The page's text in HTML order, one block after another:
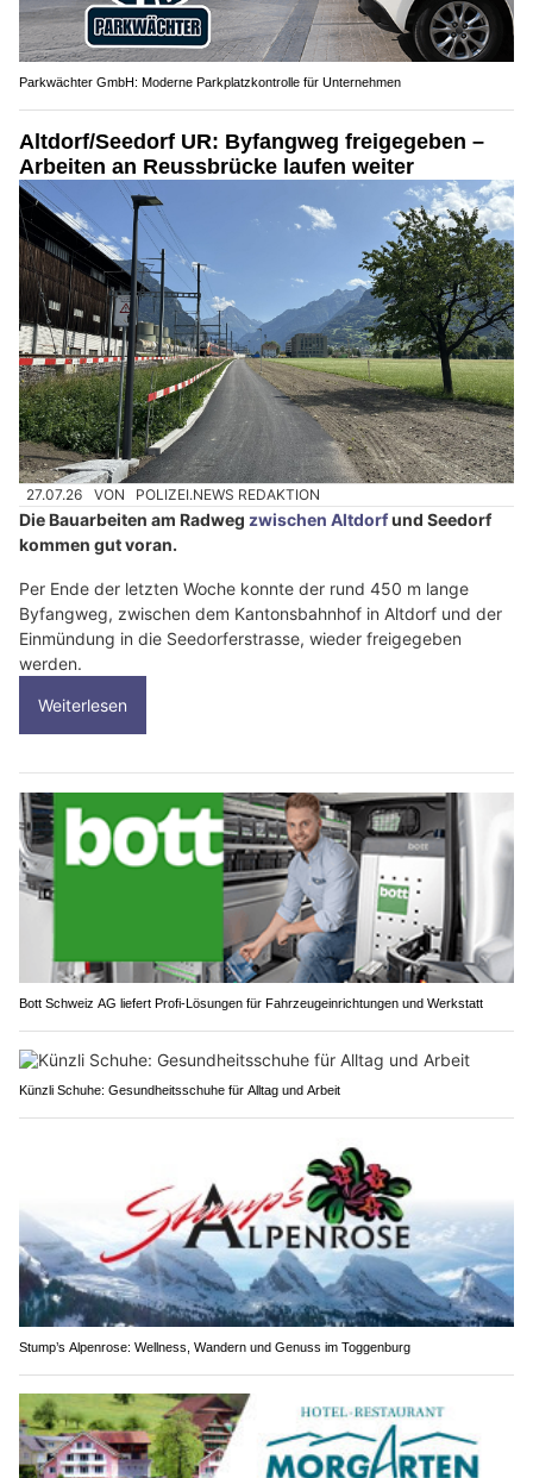
Parkwächter GmbH: Moderne Parkplatzkontrolle für Unternehmen
Altdorf/Seedorf UR: Byfangweg freigegeben –
Arbeiten an Reussbrücke laufen weiter
27.07.26 VON POLIZEI.NEWS REDAKTION
Die Bauarbeiten am Radweg zwischen Altdorfund Seedorf
kommen gut voran.
Per Ende der letzten Woche konnte der rund 450 m lange
Byfangweg, zwischen dem Kantonsbahnhof in Altdorf und der
Einmündung in die Seedorferstrasse, wieder freigegeben
werden.
Weiterlesen
Bott Schweiz AG liefert Profi-Lösungen für Fahrzeugeinrichtungen und Werkstatt
Künzli Schuhe: Gesundheitsschuhe für Alltag und Arbeit
Stump’s Alpenrose: Wellness, Wandern und Genuss im Toggenburg